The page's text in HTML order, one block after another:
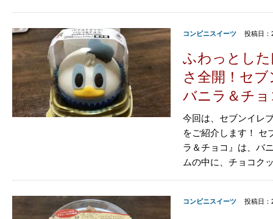
コンビニスイーツ 投稿日：
ふわっとし
さ全開！セ
バニラ＆チ
今回は、セブンイレ
をご紹介します！ セ
ラ＆チョコ』は、バ
ムの中に、チョコク
コンビニスイーツ 投稿日：